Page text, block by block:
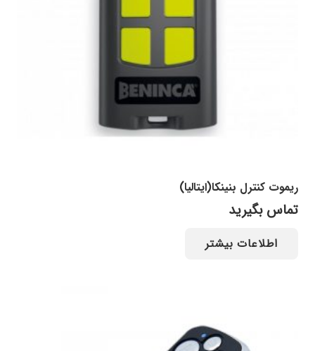
ریموت کنترل بنینکا(ایتالیا)
تماس بگیرید
اطلاعات بیشتر